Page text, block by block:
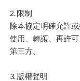
2. 限制
除本協定明確允許
使用、轉讓、再許
第三方。
3. 版權聲明